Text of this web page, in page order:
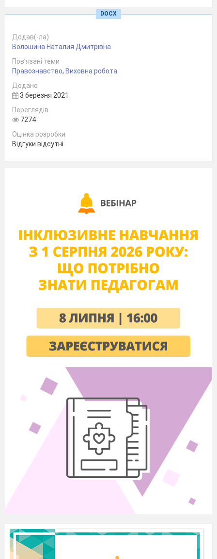
2. Мультфільм "Ну постривай!" Чи
транспортні засоби і кидаючись у погоню за
Зайцем?
б) ні;
в) у нього не було іншого виходу.
3. Казка Ш.Перро "Попелюшка". Чи є
порушення законів у діях принца?
а) ні;
б) так;
4. Казка О. Толстого "Золотий ключик". Які
персонажі займалися у казці шахрайством?
водили Буратіно?
а) Країна Бовдурів;
в) Країна Дурнів.
7. Який злочин учинив Кощій Безсмертний
проти Василіси Прекрасної?
а) канібалізм;
б) шахрайство;
в) викрадення;
г) розбій;
е) вбивство.
8. Чи порушив закон Буратіно своїм
небажанням учитися?
б) так;
9 . Казка Г.Х, Андерсена "Снігова
Королева". Який злочин учинила Снігова
Королева?
а) хуліганство;
б) шахрайство;
в) розбій;
г) викрадення;
10. Казка "Колобок". Чи порушували права
Колобка дід та баба?
а) ні в якому разі;
а) ведмеді;
б) носороги;
в) слони;
DOCX
Додав(-ла)
Волошина Наталия Дмитрівна
Пов’язані теми
Правознавство, Виховна робота
Додано
3 березня 2021
Переглядів
7274
Оцінка розробки
Відгуки відсутні